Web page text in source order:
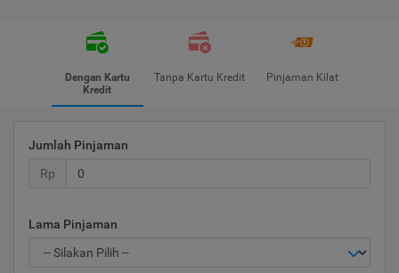
Dengan Kartu
Kredit
Tanpa Kartu Kredit Pinjaman Kilat
Jumlah Pinjaman
Rp
Lama Pinjaman